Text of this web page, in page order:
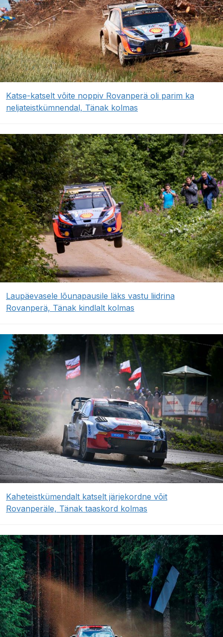
Katse-katselt võite noppiv Rovanperä oli parim ka
neljateistkümnendal, Tänak kolmas
Laupäevasele lõunapausile läks vastu liidrina
Rovanperä, Tänak kindlalt kolmas
Kaheteistkümendalt katselt järjekordne võit
Rovanperäle, Tänak taaskord kolmas